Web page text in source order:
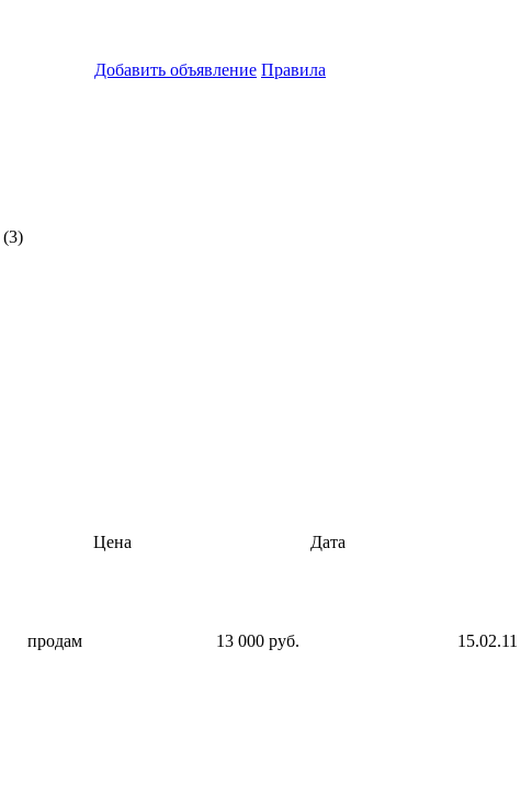
Добавить объявление Правила
(3)
Цена Дата
продам 13 000 руб. 15.02.11